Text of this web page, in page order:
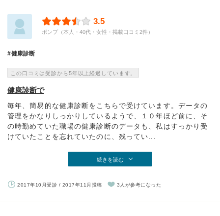
3.5
ポンプ（本人・40代・女性・掲載口コミ2件）
健康診断
この口コミは受診から5年以上経過しています。
健康診断で
毎年、簡易的な健康診断をこちらで受けています。データの
管理をかなりしっかりしているようで、１０年ほど前に、そ
の時勤めていた職場の健康診断のデータも、私はすっかり受
けていたことを忘れていたのに、残ってい...
続きを読む
2017年10月受診 / 2017年11月投稿 3人が参考になった